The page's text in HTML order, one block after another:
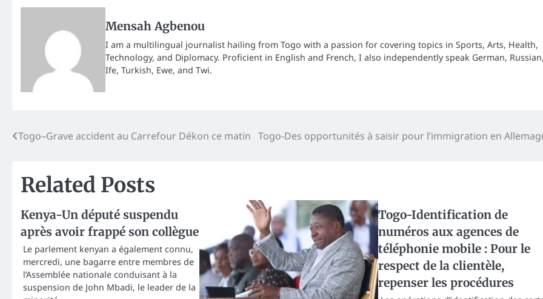
Mensah Agbenou
I am a multilingual journalist hailing from Togo with a passion for covering topics in Sports, Arts, Health,
Technology, and Diplomacy. Proficient in English and French, I also independently speak German,
Ife, Turkish, Ewe, and Twi.
Post
Togo–Grave accident au Carrefour Dékon ce matin Togo-Des opportunités à saisir pour l’immigration en
Related Posts
Kenya-Un député suspendu
après avoir frappé son collègue
Le parlement kenyan a également connu,
mercredi, une bagarre entre membres de
l’Assemblée nationale conduisant à la
suspension de John Mbadi, le leader de la
Togo-Identification de
numéros aux agences de
téléphonie mobile : Pour le
respect de la clientèle,
repenser les procédures